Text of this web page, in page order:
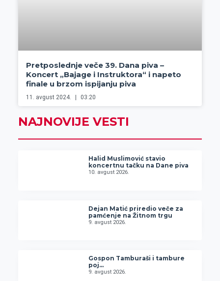
Pretposlednje veče 39. Dana piva –
Koncert „Bajage i Instruktora“ i napeto
finale u brzom ispijanju piva
11. avgust 2024. 03:20
NAJNOVIJE VESTI
Halid Muslimović stavio
koncertnu tačku na Dane piva
10. avgust 2026.
Dejan Matić priredio veče za
pamćenje na Žitnom trgu
9. avgust 2026.
Gospon Tamburaši i tambure
poj…
9. avgust 2026.